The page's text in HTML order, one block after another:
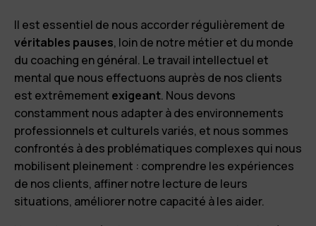
Il est essentiel de nous accorder régulièrement de
véritables pauses, loin de notre métier et du monde
du coaching en général. Le travail intellectuel et
mental que nous effectuons auprès de nos clients
est extrêmement exigeant. Nous devons
constamment nous adapter à des environnements
professionnels et culturels variés, et nous sommes
confrontés à des problématiques complexes qui nous
mobilisent pleinement : comprendre les expériences
de nos clients, affiner notre lecture de leurs
situations, améliorer notre capacité à les aider.